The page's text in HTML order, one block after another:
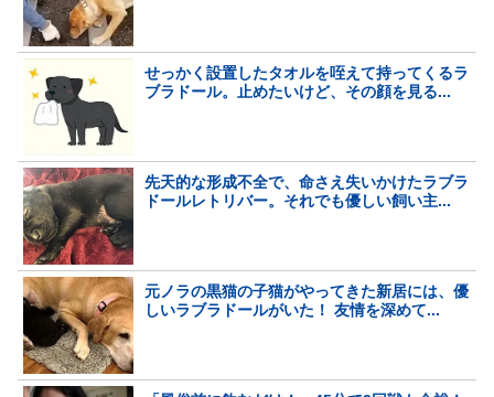
せっかく設置したタオルを咥えて持ってくるラ
ブラドール。止めたいけど、その顔を見る...
先天的な形成不全で、命さえ失いかけたラブラ
ドールレトリバー。それでも優しい飼い主...
元ノラの黒猫の子猫がやってきた新居には、優
しいラブラドールがいた！ 友情を深めて...